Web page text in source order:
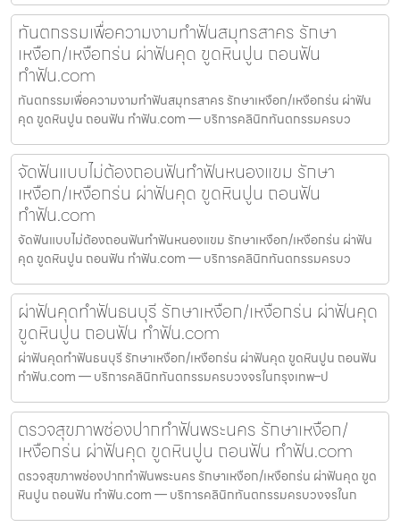
ทันตกรรมเพื่อความงามทำฟันสมุทรสาคร รักษา
เหงือก/เหงือกร่น ผ่าฟันคุด ขูดหินปูน ถอนฟัน
ทำฟัน.com
ทันตกรรมเพื่อความงามทำฟันสมุทรสาคร รักษาเหงือก/เหงือกร่น ผ่าฟัน
คุด ขูดหินปูน ถอนฟัน ทำฟัน.com — บริการคลินิกทันตกรรมครบว
จัดฟันแบบไม่ต้องถอนฟันทำฟันหนองแขม รักษา
เหงือก/เหงือกร่น ผ่าฟันคุด ขูดหินปูน ถอนฟัน
ทำฟัน.com
จัดฟันแบบไม่ต้องถอนฟันทำฟันหนองแขม รักษาเหงือก/เหงือกร่น ผ่าฟัน
คุด ขูดหินปูน ถอนฟัน ทำฟัน.com — บริการคลินิกทันตกรรมครบว
ผ่าฟันคุดทำฟันธนบุรี รักษาเหงือก/เหงือกร่น ผ่าฟันคุด
ขูดหินปูน ถอนฟัน ทำฟัน.com
ผ่าฟันคุดทำฟันธนบุรี รักษาเหงือก/เหงือกร่น ผ่าฟันคุด ขูดหินปูน ถอนฟัน
ทำฟัน.com — บริการคลินิกทันตกรรมครบวงจรในกรุงเทพ–ป
ตรวจสุขภาพช่องปากทำฟันพระนคร รักษาเหงือก/
เหงือกร่น ผ่าฟันคุด ขูดหินปูน ถอนฟัน ทำฟัน.com
ตรวจสุขภาพช่องปากทำฟันพระนคร รักษาเหงือก/เหงือกร่น ผ่าฟันคุด ขูด
หินปูน ถอนฟัน ทำฟัน.com — บริการคลินิกทันตกรรมครบวงจรในก